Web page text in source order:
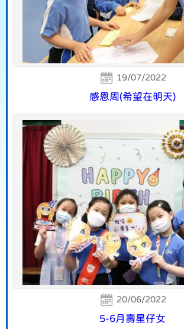
19/07/2022
感恩周(希望在明天)
20/06/2022
5-6月壽星仔女